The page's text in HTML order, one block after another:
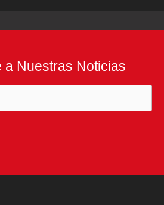
a Nuestras Noticias